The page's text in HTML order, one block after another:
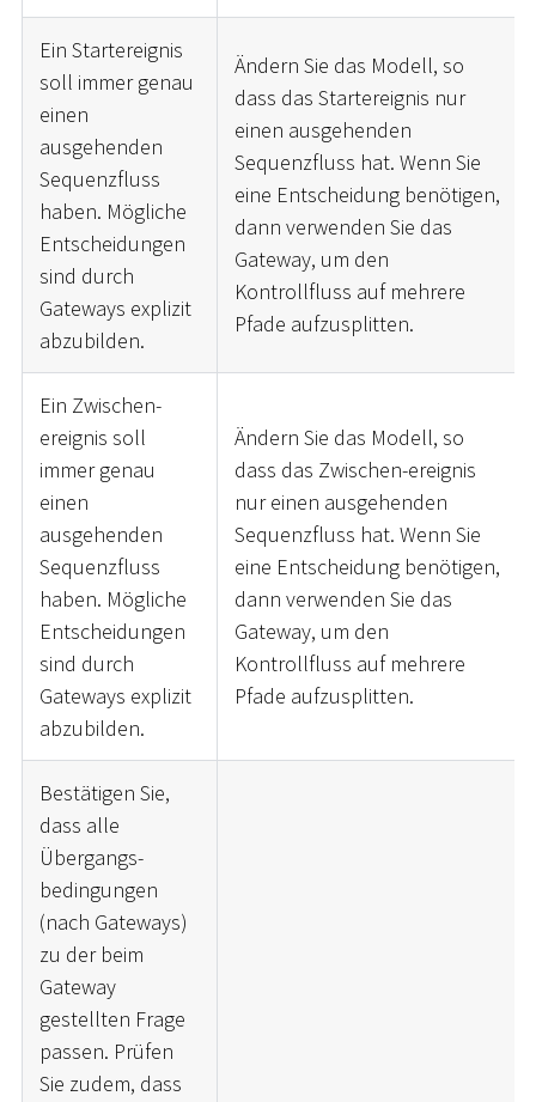
Ein Startereignis
soll immer genau
einen
ausgehenden
Sequenzfluss
haben. Mögliche
Entscheidungen
sind durch
Gateways explizit
abzubilden.
Ändern Sie das Modell, so
dass das Startereignis nur
einen ausgehenden
Sequenzfluss hat. Wenn Sie
eine Entscheidung benötigen,
dann verwenden Sie das
Gateway, um den
Kontrollfluss auf mehrere
Pfade aufzusplitten.
Ein Zwischen-
ereignis soll
immer genau
einen
ausgehenden
Sequenzfluss
haben. Mögliche
Entscheidungen
sind durch
Gateways explizit
abzubilden.
Ändern Sie das Modell, so
dass das Zwischen-ereignis
nur einen ausgehenden
Sequenzfluss hat. Wenn Sie
eine Entscheidung benötigen,
dann verwenden Sie das
Gateway, um den
Kontrollfluss auf mehrere
Pfade aufzusplitten.
Bestätigen Sie,
dass alle
Übergangs-
bedingungen
(nach Gateways)
zu der beim
Gateway
gestellten Frage
passen. Prüfen
Sie zudem, dass